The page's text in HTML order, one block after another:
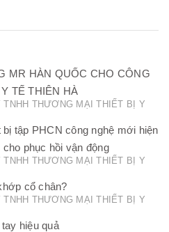
MR HÀN QUỐC CHO CÔNG
TẾ THIÊN HÀ
TNHH THƯƠNG MẠI THIẾT BỊ Y
tập PHCN công nghệ mới hiện
phục hồi vận động
TNHH THƯƠNG MẠI THIẾT BỊ Y
cổ chân?
TNHH THƯƠNG MẠI THIẾT BỊ Y
hiệu quả